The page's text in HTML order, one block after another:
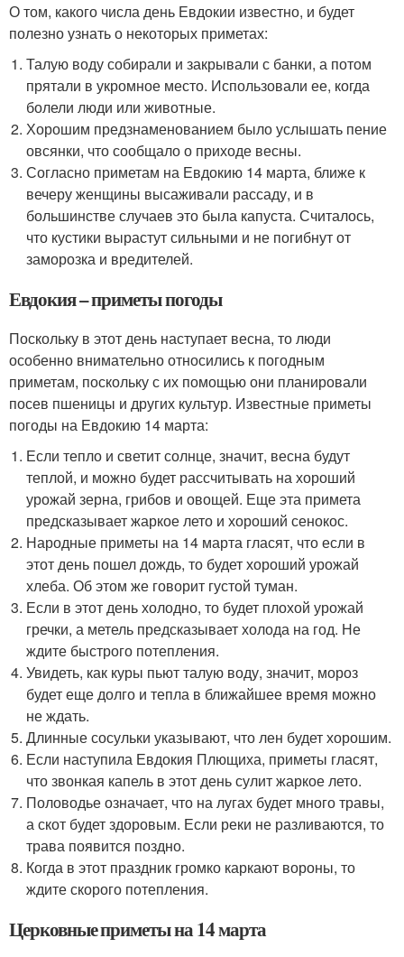
О том, какого числа день Евдокии известно, и будет
полезно узнать о некоторых приметах:
Талую воду собирали и закрывали с банки, а потом
прятали в укромное место. Использовали ее, когда
болели люди или животные.
Хорошим предзнаменованием было услышать пение
овсянки, что сообщало о приходе весны.
Согласно приметам на Евдокию 14 марта, ближе к
вечеру женщины высаживали рассаду, и в
большинстве случаев это была капуста. Считалось,
что кустики вырастут сильными и не погибнут от
заморозка и вредителей.
Евдокия – приметы погоды
Поскольку в этот день наступает весна, то люди
особенно внимательно относились к погодным
приметам, поскольку с их помощью они планировали
посев пшеницы и других культур. Известные приметы
погоды на Евдокию 14 марта:
Если тепло и светит солнце, значит, весна будут
теплой, и можно будет рассчитывать на хороший
урожай зерна, грибов и овощей. Еще эта примета
предсказывает жаркое лето и хороший сенокос.
Народные приметы на 14 марта гласят, что если в
этот день пошел дождь, то будет хороший урожай
хлеба. Об этом же говорит густой туман.
Если в этот день холодно, то будет плохой урожай
гречки, а метель предсказывает холода на год. Не
ждите быстрого потепления.
Увидеть, как куры пьют талую воду, значит, мороз
будет еще долго и тепла в ближайшее время можно
не ждать.
Длинные сосульки указывают, что лен будет хорошим.
Если наступила Евдокия Плющиха, приметы гласят,
что звонкая капель в этот день сулит жаркое лето.
Половодье означает, что на лугах будет много травы,
а скот будет здоровым. Если реки не разливаются, то
трава появится поздно.
Когда в этот праздник громко каркают вороны, то
ждите скорого потепления.
Церковные приметы на 14 марта